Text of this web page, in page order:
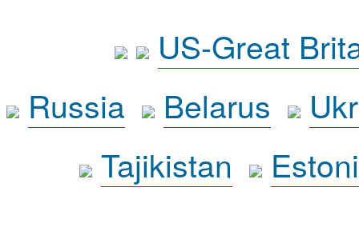
US-Great
Russia
Belarus
Tajikistan